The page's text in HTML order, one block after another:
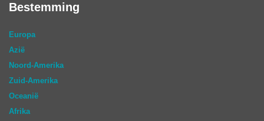
Bestemming
Europa
Azië
Noord-Amerika
Zuid-Amerika
Oceanië
Afrika